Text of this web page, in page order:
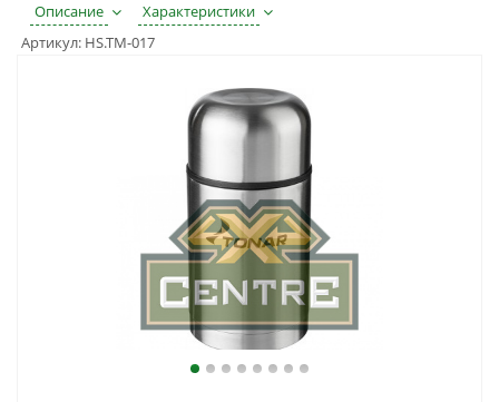
Описание
Характеристики
Артикул: HS.TM-017